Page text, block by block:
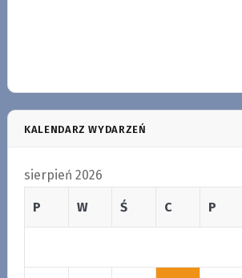
KALENDARZ WYDARZEŃ
sierpień 2026
P W Ś C P